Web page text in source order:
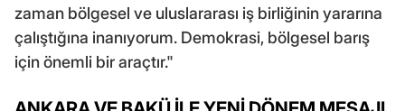
zaman bölgesel ve uluslararası iş birliğinin yararına
çalıştığına inanıyorum. Demokrasi, bölgesel barış
için önemli bir araçtır."